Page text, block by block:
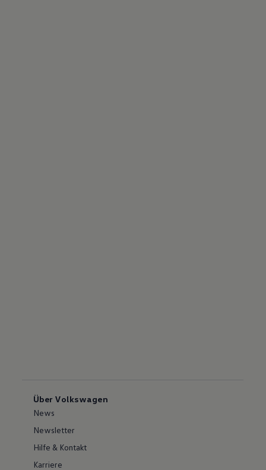
Über Volkswagen
News
Newsletter
Hilfe & Kontakt
Karriere